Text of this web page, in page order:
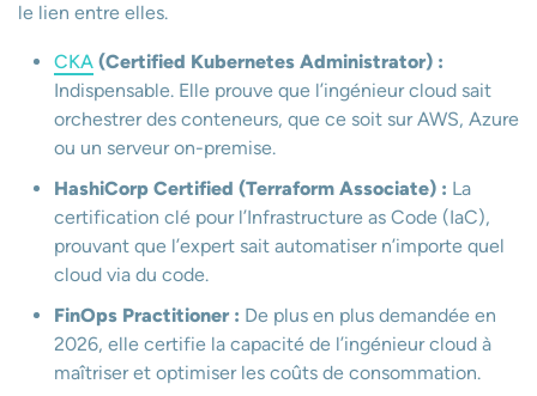
le lien entre elles.
CKA (Certified Kubernetes Administrator) :
Indispensable. Elle prouve que l’ingénieur cloud sait
orchestrer des conteneurs, que ce soit sur AWS, Azure
ou un serveur on-premise.
HashiCorp Certified (Terraform Associate) : La
certification clé pour l’Infrastructure as Code (IaC),
prouvant que l’expert sait automatiser n’importe quel
cloud via du code.
FinOps Practitioner : De plus en plus demandée en
2026, elle certifie la capacité de l’ingénieur cloud à
maîtriser et optimiser les coûts de consommation.